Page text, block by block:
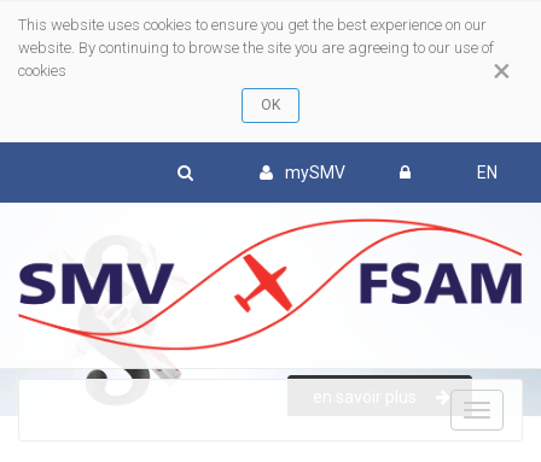
×
This website uses cookies to ensure you get the best experience on our
website. By continuing to browse the site you are agreeing to our use of
cookies
mySMV EN